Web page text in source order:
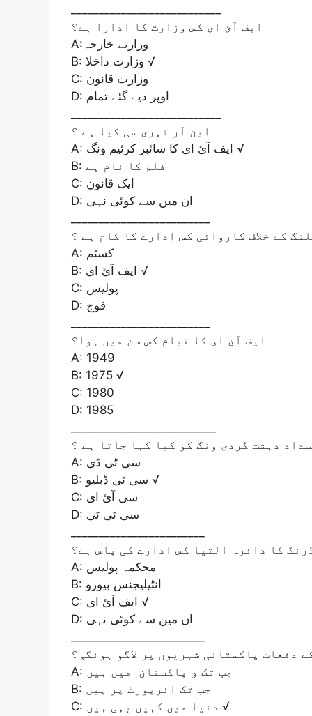
ایف آئ ای کس وزارت کا ادارا ہے؟
B: وزارت داخلا √
C: وزارت قانون
D: اوپر دیے گئے تمام
این آر تہری سی کیا ہے ؟
A: ایف آئ ای کا سائبر کرئیم ونگ √
B: فلم کا نام ہے
D: ان میں سے کوئی نہی
کے خلاف کاروائی کس ادارے کا کام ہے ؟
B: ایف آئ ای √
D: فوج
ایف آئ ای کا قیام کس سن میں ہوا؟
A: 1949
B: 1975 √
C: 1980
D: 1985
دہشت گردی ونگ کو کیا کہا جاتا ہے ؟
A: سی ٹی ڈی
B: سی ٹی ڈبلیو √
C: سی آئ ای
D: سی ٹی ٹی
کا دائرہ التیا کس ادارے کی پاس ہے؟
A: محکمہ پولیس
B: انٹیلیجنس بیورو
C: ایف آئ ای √
D: ان میں سے کوئی نہی
دفعات پاکستانی شہریوں پر لاگو ہونگی؟
A: جب تک و پاکستان میں ہیں
B: جب تک ائرپورٹ پر ہیں
C: دنیا میں کہیں بہی ہیں √